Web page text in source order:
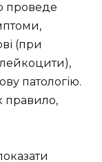
проведе
(при
патологію.
правило,